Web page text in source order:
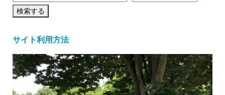
サイト利用方法